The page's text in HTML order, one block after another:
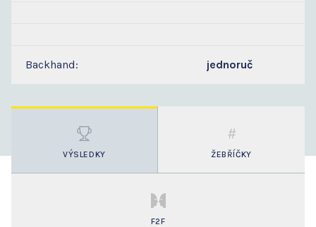
Backhand: jednoruč
VÝSLEDKY ŽEBŘÍČKY
F2F